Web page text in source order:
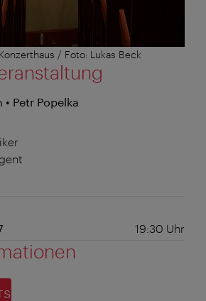
/ Foto: Lukas Beck
Petr Popelka
19:30 Uhr